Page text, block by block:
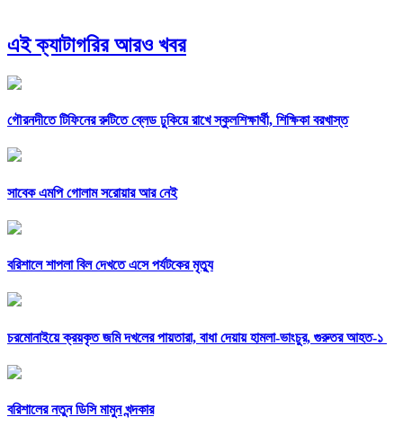
এই ক্যাটাগরির আরও খবর
গৌরনদীতে টিফিনের রুটিতে ব্লেড ঢুকিয়ে রাখে স্কুলশিক্ষার্থী, শিক্ষিকা বরখাস্ত
সাবেক এমপি গোলাম সরোয়ার আর নেই
বরিশালে শাপলা বিল দেখতে এসে পর্যটকের মৃত্যু
চরমোনাইয়ে ক্রয়কৃত জমি দখলের পায়তারা, বাধা দেয়ায় হামলা-ভাংচুর, গুরুতর আহত-১
বরিশালের নতুন ডিসি মামুন খন্দকার